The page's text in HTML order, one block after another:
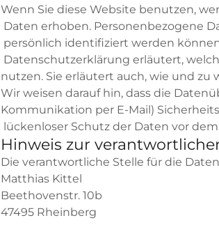
Wenn Sie diese Website benutzen,
Daten erhoben. Personenbezogene
persönlich identifiziert werden
Datenschutzerklärung erläutert,
nutzen. Sie erläutert auch, wie und zu
Wir weisen darauf hin, dass die
Kommunikation per E-Mail)
lückenloser Schutz der Daten vor
Hinweis zur
Die verantwortliche Stelle für die
Matthias Kittel
Beethovenstr. 10b
47495 Rheinberg